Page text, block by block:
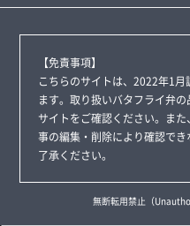
【免責事項】
こちらのサイトは、2022年1
ます。取り扱いバタフライ弁
サイトをご確認ください。ま
事の編集・削除により確認で
了承ください。
無断転用禁止（